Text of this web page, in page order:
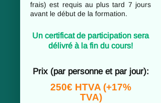
frais) est requis au plus tard 7 jours
avant le début de la formation.
Un certificat de participation sera
délivré à la fin du cours!
Prix (par personne et par jour):
250€ HTVA (+17%
TVA)